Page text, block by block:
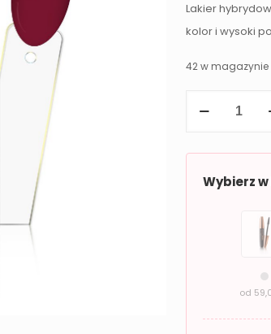
Lakier
kolor i wysoki
42 w magazynie
lampy
Wybierz
od